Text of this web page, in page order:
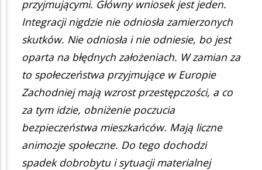
przyjmującymi. Główny wniosek jest jeden.
Integracji nigdzie nie odniosła zamierzonych
skutków. Nie odniosła i nie odniesie, bo jest
oparta na błędnych założeniach. W zamian za
to społeczeństwa przyjmujące w Europie
Zachodniej mają wzrost przestępczości, a co
za tym idzie, obniżenie poczucia
bezpieczeństwa mieszkańców. Mają liczne
animozje społeczne. Do tego dochodzi
spadek dobrobytu i sytuacji materialnej